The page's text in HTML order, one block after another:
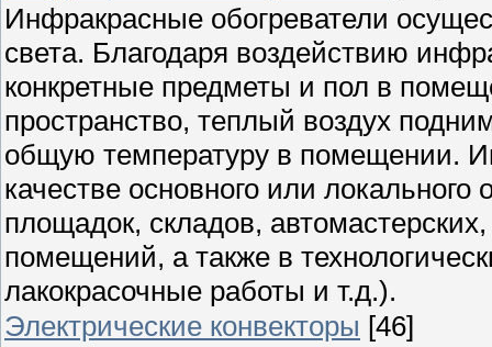
Инфракрасные обогреватели
света. Благодаря воздействию
конкретные предметы и пол в
пространство, теплый воздух
общую температуру в помещении.
качестве основного или
площадок, складов,
помещений, а также в
лакокрасочные работы и т.д.).
Электрические конвекторы [46]